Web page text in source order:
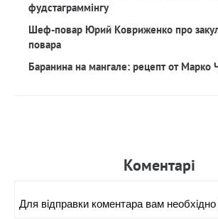
фудстаграммінгу
Шеф-повар Юрий Ковриженко про
повара
Баранина на мангале: рецепт от Марко
Коментарi
Для вiдправки коментара вам необхiдно